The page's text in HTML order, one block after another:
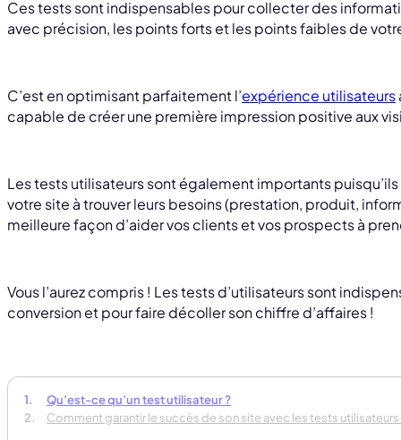
Ces tests sont indispensables pour collecter des
avec précision, les points forts et les points faibles de
C’est en optimisant parfaitement l’expérience utilisateurs
capable de créer une première impression positive aux
Les tests utilisateurs sont également importants
votre site à trouver leurs besoins (prestation, produit,
meilleure façon d’aider vos clients et vos prospects à
Vous l’aurez compris ! Les tests d’utilisateurs sont
conversion et pour faire décoller son chiffre d’affaires !
Qu’est-ce qu’un test utilisateur ?
Comment garantir le succès de son site avec les tests utilisateurs